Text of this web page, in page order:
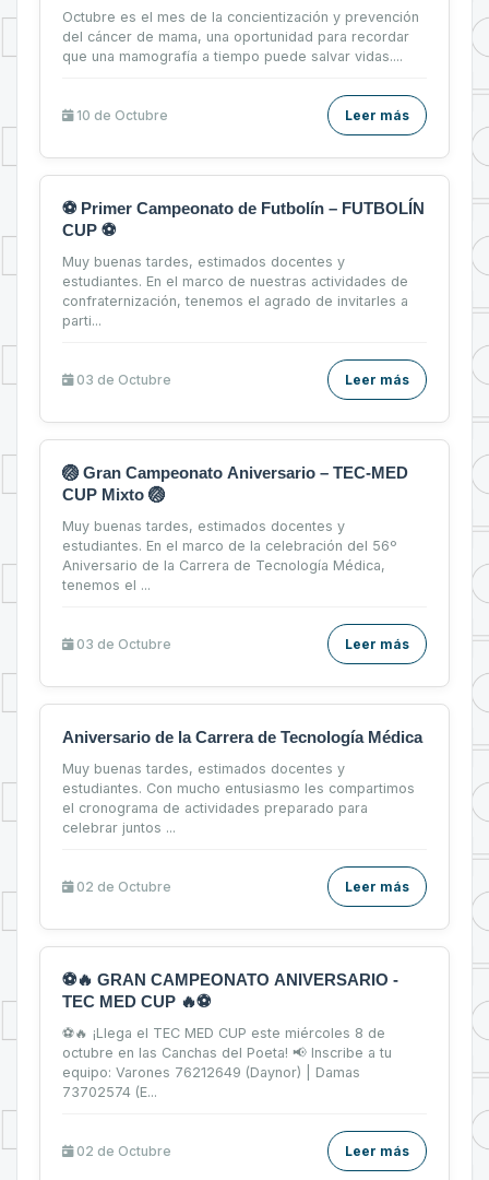
Octubre es el mes de la concientización y prevención
del cáncer de mama, una oportunidad para recordar
que una mamografía a tiempo puede salvar vidas....
10 de Octubre Leer más
⚽ Primer Campeonato de Futbolín – FUTBOLÍN
CUP ⚽
Muy buenas tardes, estimados docentes y
estudiantes. En el marco de nuestras actividades de
confraternización, tenemos el agrado de invitarles a
parti...
03 de Octubre Leer más
🏐 Gran Campeonato Aniversario – TEC-MED
CUP Mixto 🏐
Muy buenas tardes, estimados docentes y
estudiantes. En el marco de la celebración del 56º
Aniversario de la Carrera de Tecnología Médica,
tenemos el ...
03 de Octubre Leer más
Aniversario de la Carrera de Tecnología Médica
Muy buenas tardes, estimados docentes y
estudiantes. Con mucho entusiasmo les compartimos
el cronograma de actividades preparado para
celebrar juntos ...
02 de Octubre Leer más
⚽🔥 GRAN CAMPEONATO ANIVERSARIO -
TEC MED CUP 🔥⚽
⚽🔥 ¡Llega el TEC MED CUP este miércoles 8 de
octubre en las Canchas del Poeta! 📢 Inscribe a tu
equipo: Varones 76212649 (Daynor) | Damas
73702574 (E...
02 de Octubre Leer más